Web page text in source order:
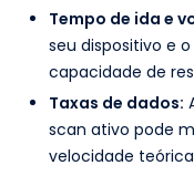
Tempo de ida e
seu dispositivo e
capacidade de
Taxas de dados:
scan ativo pode
velocidade